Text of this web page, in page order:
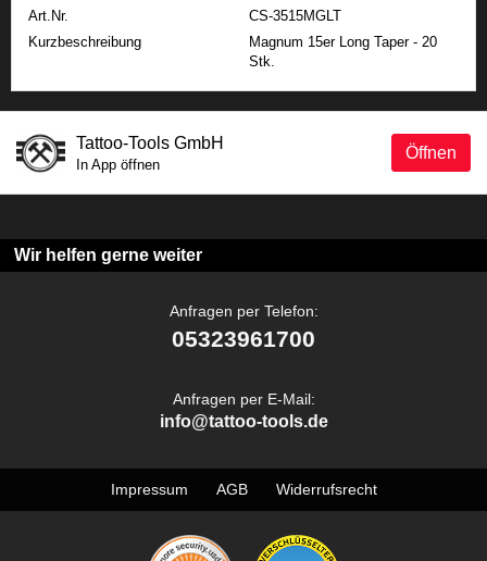
Art.Nr.
CS-3515MGLT
Kurzbeschreibung
Magnum 15er Long Taper - 20
Stk.
Öffnen
Tattoo-Tools GmbH
In App öffnen
Wir helfen gerne weiter
Anfragen per Telefon:
05323961700
Anfragen per E-Mail:
info@tattoo-tools.de
Impressum AGB Widerrufsrecht